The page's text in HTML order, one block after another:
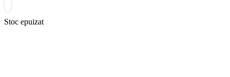
Stoc epuizat